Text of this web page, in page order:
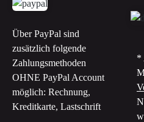
Über PayPal sind
zusätzlich folgende
Zahlungsmethoden
OHNE PayPal Account
möglich: Rechnung,
Kreditkarte, Lastschrift
*